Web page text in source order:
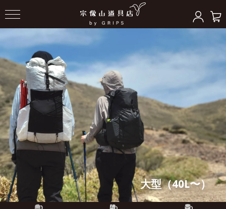
大型（40L〜）